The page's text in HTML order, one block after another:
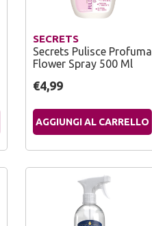
SECRETS
Secrets Pulisce Profuma
Flower Spray 500 Ml
€4,99
AGGIUNGI AL CARRELLO